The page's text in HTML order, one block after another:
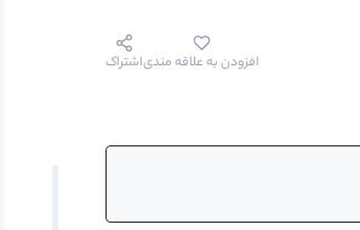
افزودن به علاقه مندیاشتراک